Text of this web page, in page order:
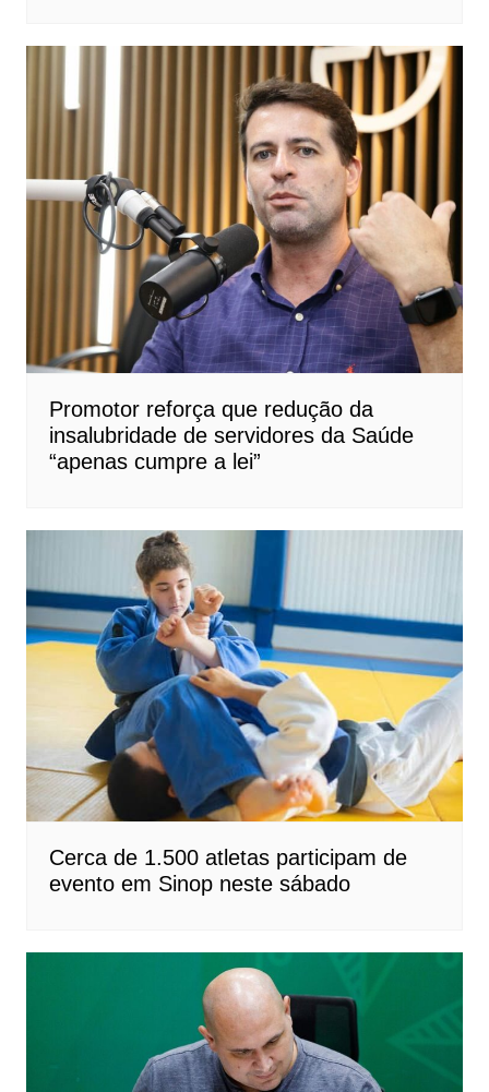
Promotor reforça que redução da
insalubridade de servidores da Saúde
“apenas cumpre a lei”
Cerca de 1.500 atletas participam de
evento em Sinop neste sábado